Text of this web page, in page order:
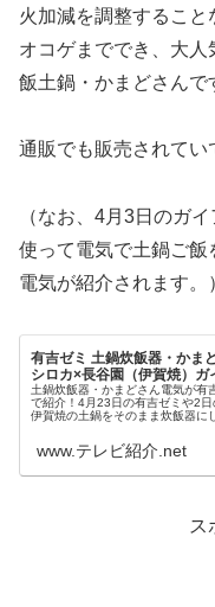
火加減を調整するこ
オコゲまででき、大
飯土鍋・かまどさん
通販でも販売されてい
（なお、4月3日のガ
使って電気で土鍋ご
電気が紹介されます。
有吉ゼミ 土鍋炊飯器・かま
シロカ×長谷園（伊賀焼）ガ
土鍋炊飯器・かまどさん電気が有
で紹介！4月23日の有吉ゼミや2日
伊賀焼の土鍋をそのまま炊飯器に
の土鍋電気炊飯器というのが、...
www.テレビ紹介.net
ス